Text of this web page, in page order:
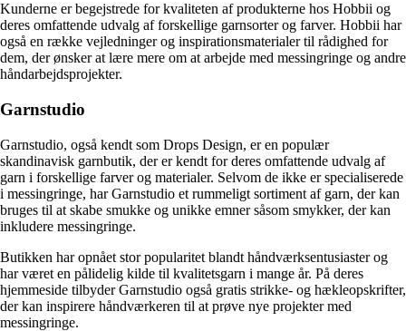
Kunderne er begejstrede for kvaliteten af ​​produkterne hos Hobbii og
deres omfattende udvalg af forskellige garnsorter og farver. Hobbii har
også en række vejledninger og inspirationsmaterialer til rådighed for
dem, der ønsker at lære mere om at arbejde med messingringe og andre
håndarbejdsprojekter.
Garnstudio
Garnstudio, også kendt som Drops Design, er en populær
skandinavisk garnbutik, der er kendt for deres omfattende udvalg af
garn i forskellige farver og materialer. Selvom de ikke er specialiserede
i messingringe, har Garnstudio et rummeligt sortiment af garn, der kan
bruges til at skabe smukke og unikke emner såsom smykker, der kan
inkludere messingringe.
Butikken har opnået stor popularitet blandt håndværksentusiaster og
har været en pålidelig kilde til kvalitetsgarn i mange år. På deres
hjemmeside tilbyder Garnstudio også gratis strikke- og hækleopskrifter,
der kan inspirere håndværkeren til at prøve nye projekter med
messingringe.